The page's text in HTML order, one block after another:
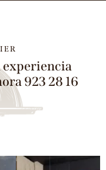
experiencia
923 28 16